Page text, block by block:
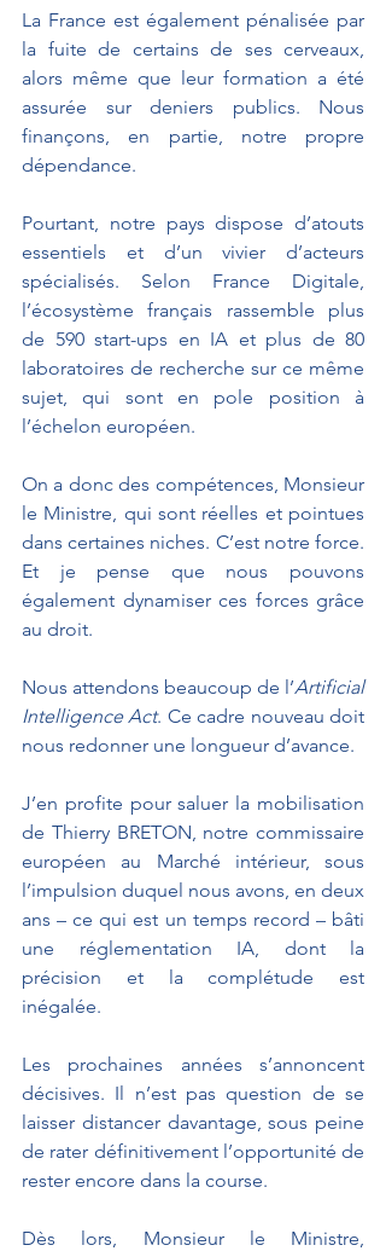
La France est également pénalisée par
la fuite de certains de ses cerveaux,
alors même que leur formation a été
assurée sur deniers publics. Nous
finançons, en partie, notre propre
dépendance.
Pourtant, notre pays dispose d’atouts
essentiels et d’un vivier d’acteurs
spécialisés. Selon France Digitale,
l’écosystème français rassemble plus
de 590 start-ups en IA et plus de 80
laboratoires de recherche sur ce même
sujet, qui sont en pole position à
l’échelon européen.
On a donc des compétences, Monsieur
le Ministre, qui sont réelles et pointues
dans certaines niches. C’est notre force.
Et je pense que nous pouvons
également dynamiser ces forces grâce
au droit.
Nous attendons beaucoup de l’Artificial
Intelligence Act. Ce cadre nouveau doit
nous redonner une longueur d’avance.
J’en profite pour saluer la mobilisation
de Thierry BRETON, notre commissaire
européen au Marché intérieur, sous
l’impulsion duquel nous avons, en deux
ans – ce qui est un temps record – bâti
une réglementation IA, dont la
précision et la complétude est
inégalée.
Les prochaines années s’annoncent
décisives. Il n’est pas question de se
laisser distancer davantage, sous peine
de rater définitivement l’opportunité de
rester encore dans la course.
Dès lors, Monsieur le Ministre,